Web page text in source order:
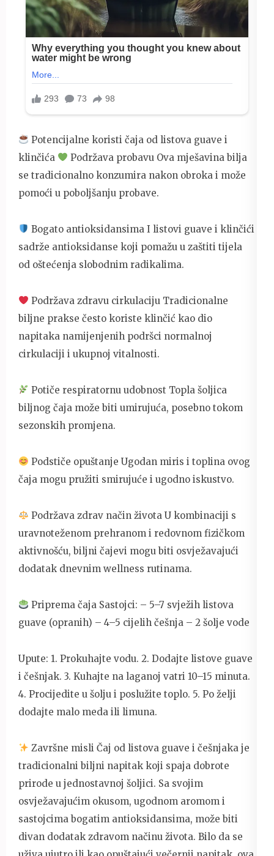
Potencijalne koristi čaja od listova guave i
klinčića
Podržava probavu Ova mješavina bilja
se tradicionalno konzumira nakon obroka i može
pomoći u poboljšanju probave.
Bogato antioksidansima I listovi guave i klinčići
sadrže antioksidanse koji pomažu u zaštiti tijela
od oštećenja slobodnim radikalima.
Podržava zdravu cirkulaciju Tradicionalne
biljne prakse često koriste klinčić kao dio
napitaka namijenjenih podršci normalnoj
cirkulaciji i ukupnoj vitalnosti.
Potiče respiratornu udobnost Topla šoljica
biljnog čaja može biti umirujuća, posebno tokom
sezonskih promjena.
Podstiče opuštanje Ugodan miris i toplina ovog
čaja mogu pružiti smirujuće i ugodno iskustvo.
Podržava zdrav način života U kombinaciji s
uravnoteženom prehranom i redovnom fizičkom
aktivnošću, biljni čajevi mogu biti osvježavajući
dodatak dnevnim wellness rutinama.
Priprema čaja Sastojci: – 5–7 svježih listova
guave (opranih) – 4–5 cijelih češnja – 2 šolje vode
Upute: 1. Prokuhajte vodu. 2. Dodajte listove guave
i češnjak. 3. Kuhajte na laganoj vatri 10–15 minuta.
4. Procijedite u šolju i poslužite toplo. 5. Po želji
dodajte malo meda ili limuna.
Završne misli Čaj od listova guave i češnjaka je
tradicionalni biljni napitak koji spaja dobrote
prirode u jednostavnoj šoljici. Sa svojim
osvježavajućim okusom, ugodnom aromom i
sastojcima bogatim antioksidansima, može biti
divan dodatak zdravom načinu života. Bilo da se